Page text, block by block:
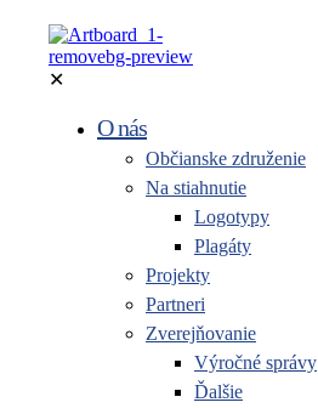
✕
O nás
Občianske združenie
Na stiahnutie
Logotypy
Plagáty
Projekty
Partneri
Zverejňovanie
Výročné správy
Ďalšie